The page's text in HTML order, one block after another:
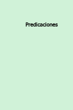
Predicaciones